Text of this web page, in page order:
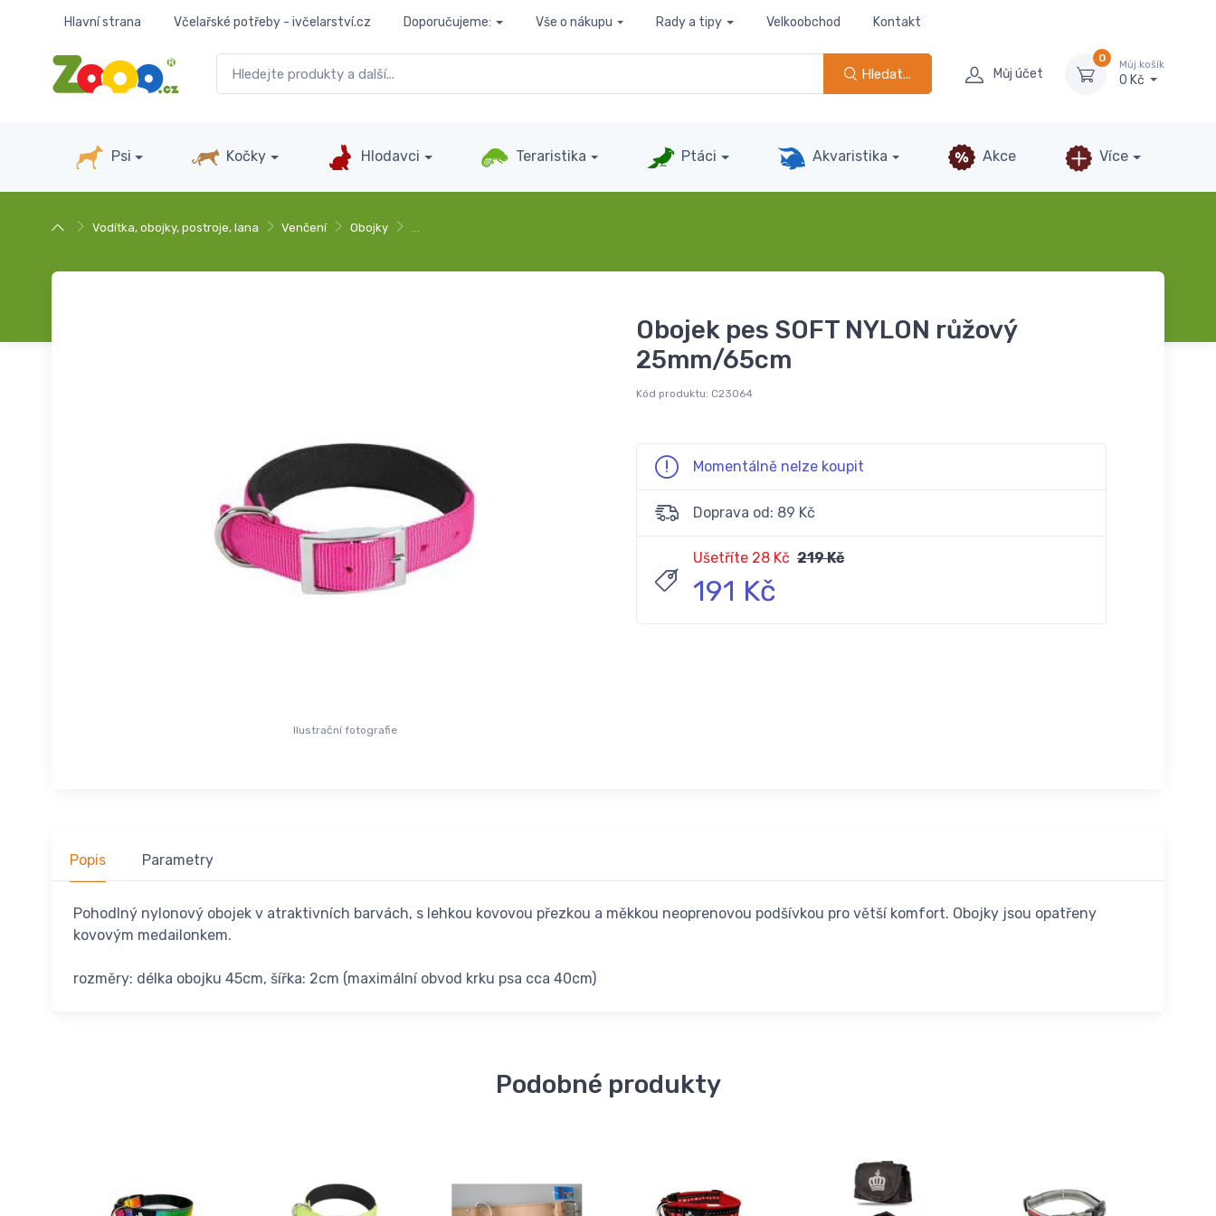
Hlavní strana Včelařské potřeby - ivčelarství.cz Doporučujeme: Vše o nákupu Rady a tipy Velkoobchod Kontakt
Hledat... Můj účet
0
Můj košík
0 Kč
Psi Kočky Hlodavci Teraristika Ptáci Akvaristika Akce Více
Vodítka, obojky, postroje, lana Venčení Obojky …
Ilustrační fotografie
Obojek pes SOFT NYLON růžový
25mm/65cm
Kód produktu: C23064
Momentálně nelze koupit
Doprava od: 89 Kč
Ušetříte 28 Kč 219 Kč
191 Kč
Popis Parametry
Pohodlný nylonový obojek v atraktivních barvách, s lehkou kovovou přezkou a měkkou neoprenovou podšívkou pro větší komfort. Obojky jsou opatřeny
kovovým medailonkem.
rozměry: délka obojku 45cm, šířka: 2cm (maximální obvod krku psa cca 40cm)
Podobné produkty